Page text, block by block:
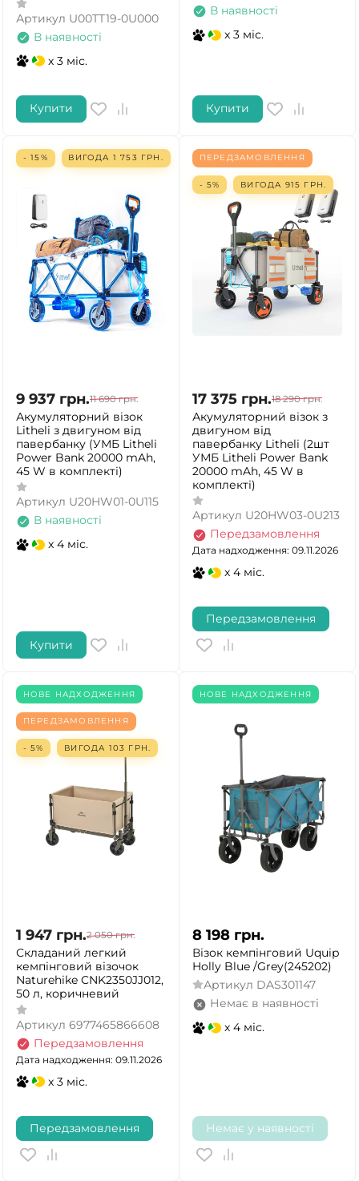
Артикул U00TT19-0U000
В наявності
x 3 міс.
Купити
В наявності
x 3 міс.
Купити
- 15% ВИГОДА 1 753 ГРН.
9 937 грн.11 690 грн.
Акумуляторний візок
Litheli з двигуном від
павербанку (УМБ Litheli
Power Bank 20000 mAh,
45 W в комплекті)
Артикул U20HW01-0U115
В наявності
x 4 міс.
Купити
ПЕРЕДЗАМОВЛЕННЯ
- 5% ВИГОДА 915 ГРН.
17 375 грн.18 290 грн.
Акумуляторний візок з
двигуном від
павербанку Litheli (2шт
УМБ Litheli Power Bank
20000 mAh, 45 W в
комплекті)
Артикул U20HW03-0U213
Передзамовлення
Дата надходження: 09.11.2026
x 4 міс.
Передзамовлення
НОВЕ НАДХОДЖЕННЯ
ПЕРЕДЗАМОВЛЕННЯ
- 5% ВИГОДА 103 ГРН.
1 947 грн.2 050 грн.
Складаний легкий
кемпінговий візочок
Naturehike CNK2350JJ012,
50 л, коричневий
Артикул 6977465866608
Передзамовлення
Дата надходження: 09.11.2026
x 3 міс.
Передзамовлення
НОВЕ НАДХОДЖЕННЯ
8 198 грн.
Візок кемпінговий Uquip
Holly Blue /Grey(245202)
Артикул DAS301147
Немає в наявності
x 4 міс.
Немає у наявності